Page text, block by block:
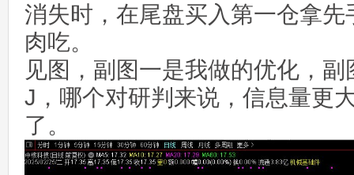
消失时，在尾盘买入第一仓拿
肉吃。
见图，副图一是我做的优化，
J，哪个对研判来说，信息量更
了。